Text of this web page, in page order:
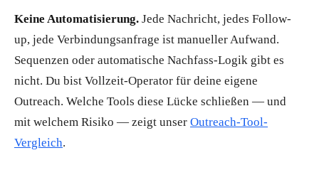
Keine Automatisierung. Jede Nachricht, jedes Follow-
up, jede Verbindungsanfrage ist manueller Aufwand.
Sequenzen oder automatische Nachfass-Logik gibt es
nicht. Du bist Vollzeit-Operator für deine eigene
Outreach. Welche Tools diese Lücke schließen — und
mit welchem Risiko — zeigt unser Outreach-Tool-
Vergleich.